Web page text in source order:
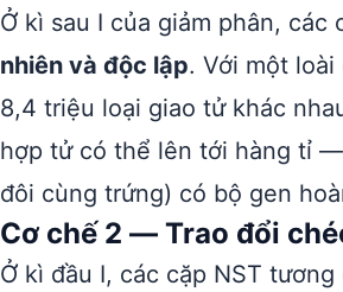
Ở kì sau I của giảm phân,
nhiên và độc lập. Với một
8,4 triệu loại giao tử khác
hợp tử có thể lên tới hàng tỉ
đôi cùng trứng) có bộ gen
Cơ chế 2 — Trao đổi
Ở kì đầu I, các cặp NST